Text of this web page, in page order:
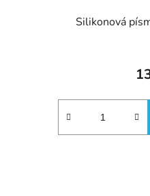
Silikonová